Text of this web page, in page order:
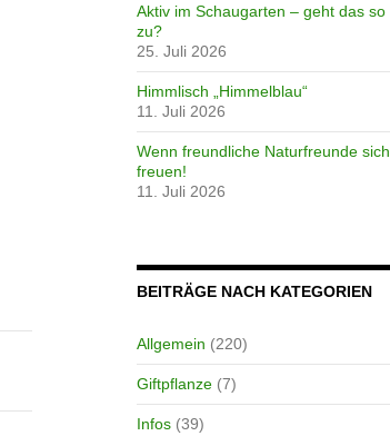
Aktiv im Schaugarten – geht das so
zu?
25. Juli 2026
Himmlisch „Himmelblau“
11. Juli 2026
Wenn freundliche Naturfreunde sich
freuen!
11. Juli 2026
BEITRÄGE NACH KATEGORIEN
Allgemein (220)
Giftpflanze(7)
Infos(39)